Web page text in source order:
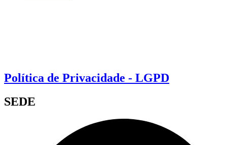
Política de Privacidade - LGPD
SEDE